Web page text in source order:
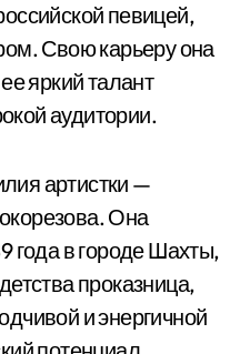
певицей,
Свою карьеру она
яркий талант
аудитории.
артистки —
Она
года в городе Шахты,
проказница,
и энергичной